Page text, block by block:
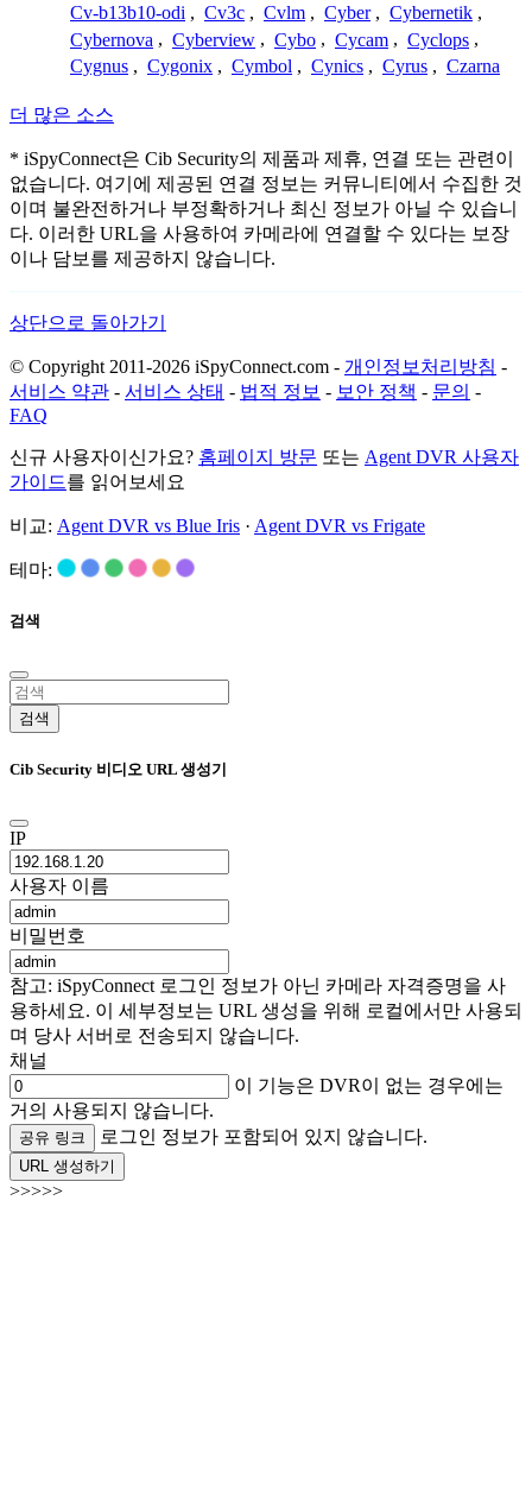
Cv-b13b10-odi , Cv3c , Cvlm , Cyber , Cybernetik ,
Cybernova , Cyberview , Cybo , Cycam , Cyclops ,
Cygnus , Cygonix , Cymbol , Cynics , Cyrus , Czarna
더 많은 소스
* iSpyConnect은 Cib Security의 제품과 제휴, 연결 또는 관련이
없습니다. 여기에 제공된 연결 정보는 커뮤니티에서 수집한 것
이며 불완전하거나 부정확하거나 최신 정보가 아닐 수 있습니
다. 이러한 URL을 사용하여 카메라에 연결할 수 있다는 보장
이나 담보를 제공하지 않습니다.
상단으로 돌아가기
© Copyright 2011-2026 iSpyConnect.com - 개인정보처리방침 -
서비스 약관 - 서비스 상태 - 법적 정보 - 보안 정책 - 문의 -
FAQ
신규 사용자이신가요? 홈페이지 방문 또는 Agent DVR 사용자
가이드를 읽어보세요
비교: Agent DVR vs Blue Iris · Agent DVR vs Frigate
테마:
검색
검색
Cib Security 비디오 URL 생성기
IP
사용자 이름
비밀번호
참고: iSpyConnect 로그인 정보가 아닌 카메라 자격증명을 사
용하세요. 이 세부정보는 URL 생성을 위해 로컬에서만 사용되
며 당사 서버로 전송되지 않습니다.
채널
이 기능은 DVR이 없는 경우에는
거의 사용되지 않습니다.
공유 링크 로그인 정보가 포함되어 있지 않습니다.
URL 생성하기
>>>>>